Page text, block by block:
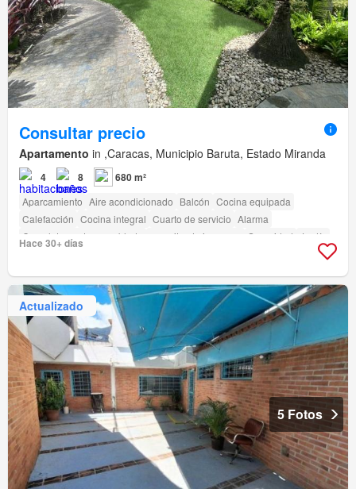
Consultar precio
Apartamento in ,Caracas, Municipio Baruta, Estado Miranda
4 8 680 m²
Aparcamiento Aire acondicionado Balcón Cocina equipada
Calefacción Cocina integral Cuarto de servicio Alarma
Completamente amueblado
amenity_drying_area Seguridad
Jardín
Hace 30+ días
Actualizado
5 Fotos